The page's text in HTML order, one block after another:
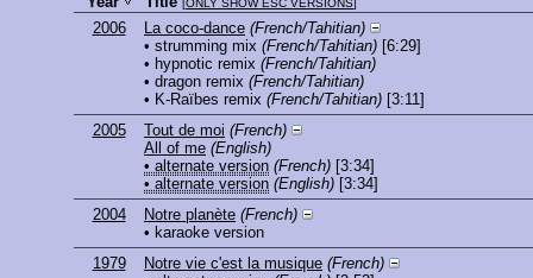
ONLY SHOW ESC VERSIONS
2006 La coco-dance (French/Tahitian)
• strumming mix (French/Tahitian) [6:29]
• hypnotic remix (French/Tahitian)
• dragon remix (French/Tahitian)
• K-Raïbes remix (French/Tahitian) [3:11]
2005
Tout de moi (French)
All of me (English)
• alternate version (French) [3:34]
• alternate version (English) [3:34]
2004
Notre planète (French)
• karaoke version
1979
Notre vie c'est la musique (French)